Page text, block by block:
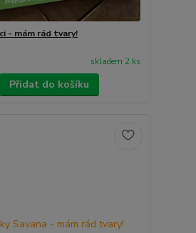
- mám rád tvary!
skladem 2 ks
Přidat do košíku